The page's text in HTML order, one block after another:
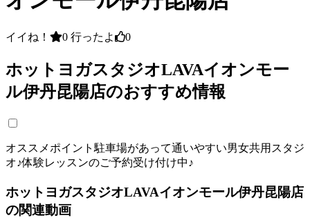
イイね！ 0 行ったよ 0
ホットヨガスタジオLAVAイオンモー
ル伊丹昆陽店のおすすめ情報
オススメポイント駐車場があって通いやすい男女共用スタジ
オ♪体験レッスンのご予約受け付け中♪
ホットヨガスタジオLAVAイオンモール伊丹昆陽店
の関連動画